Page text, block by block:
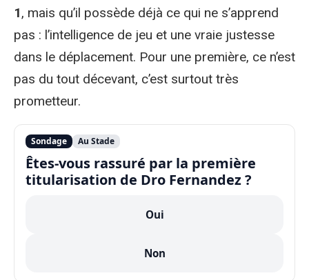
1, mais qu’il possède déjà ce qui ne s’apprend
pas : l’intelligence de jeu et une vraie justesse
dans le déplacement. Pour une première, ce n’est
pas du tout décevant, c’est surtout très
prometteur.
Sondage Au Stade
Êtes-vous rassuré par la première
titularisation de Dro Fernandez ?
Oui
Non